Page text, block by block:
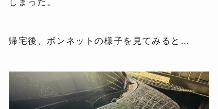
しまった。
帰宅後、ボンネットの様子を見てみると…